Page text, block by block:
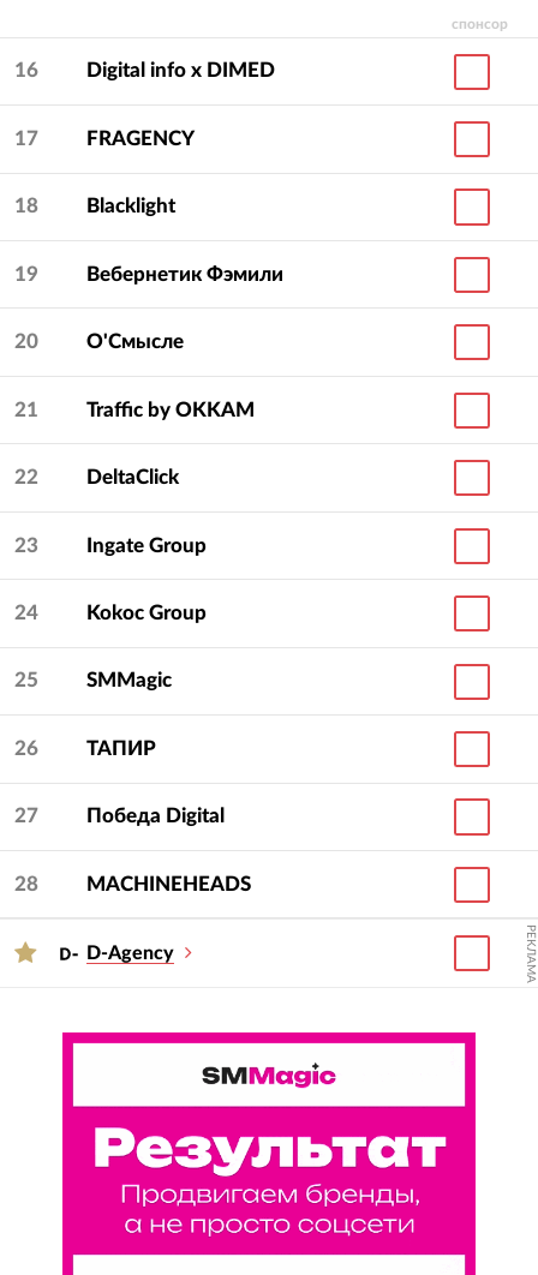
спонсор
16 Digital info x DIMED
17 FRAGENCY
18 Blacklight
19 Вебернетик Фэмили
20 О'Смысле
21 Traffic by OKKAM
22 DeltaClick
23 Ingate Group
24 Kokoc Group
25 SMMagic
26 ТАПИР
27 Победа Digital
28 MACHINEHEADS
D-Agency РЕКЛАМА